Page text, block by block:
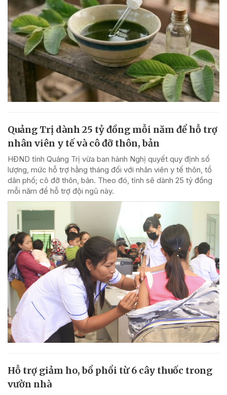
Quảng Trị dành 25 tỷ đồng mỗi năm để hỗ trợ
nhân viên y tế và cô đỡ thôn, bản
HĐND tỉnh Quảng Trị vừa ban hành Nghị quyết quy định số
lượng, mức hỗ trợ hằng tháng đối với nhân viên y tế thôn, tổ
dân phố; cô đỡ thôn, bản. Theo đó, tỉnh sẽ dành 25 tỷ đồng
mỗi năm để hỗ trợ đội ngũ này.
Hỗ trợ giảm ho, bổ phổi từ 6 cây thuốc trong
vườn nhà